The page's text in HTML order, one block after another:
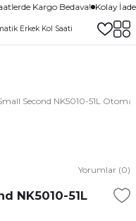
Kargo Bedava! Kolay
Second NK5010-51L
Yorumlar (0)
NK5010-51L